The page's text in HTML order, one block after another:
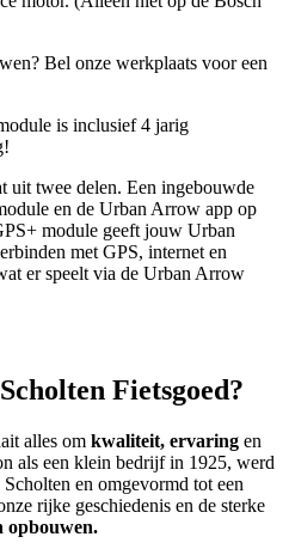
Bel onze werkplaats voor een
is inclusief 4 jarig
uit twee delen. Een ingebouwde
en de Urban Arrow app op
module geeft jouw Urban
met GPS, internet en
er speelt via de Urban Arrow
Fietsgoed?
alles om kwaliteit, ervaring en
als een klein bedrijf in 1925, werd
en omgevormd tot een
rijke geschiedenis en de sterke
opbouwen.